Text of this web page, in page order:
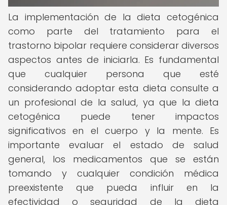
La implementación de la dieta cetogénica
como parte del tratamiento para el
trastorno bipolar requiere considerar diversos
aspectos antes de iniciarla. Es fundamental
que cualquier persona que esté
considerando adoptar esta dieta consulte a
un profesional de la salud, ya que la dieta
cetogénica puede tener impactos
significativos en el cuerpo y la mente. Es
importante evaluar el estado de salud
general, los medicamentos que se están
tomando y cualquier condición médica
preexistente que pueda influir en la
efectividad o seguridad de la dieta